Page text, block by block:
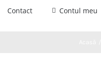
Contact Contul meu